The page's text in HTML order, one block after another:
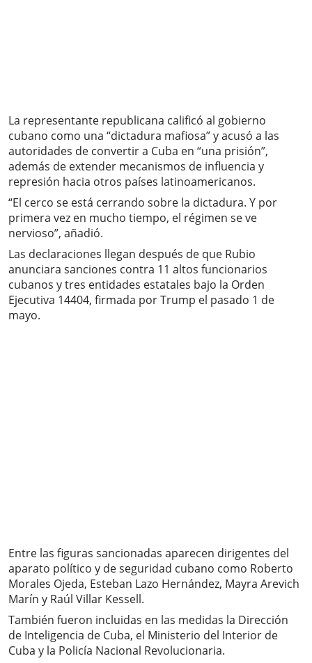
La representante republicana calificó al gobierno
cubano como una “dictadura mafiosa” y acusó a las
autoridades de convertir a Cuba en “una prisión”,
además de extender mecanismos de influencia y
represión hacia otros países latinoamericanos.
“El cerco se está cerrando sobre la dictadura. Y por
primera vez en mucho tiempo, el régimen se ve
nervioso”, añadió.
Las declaraciones llegan después de que Rubio
anunciara sanciones contra 11 altos funcionarios
cubanos y tres entidades estatales bajo la Orden
Ejecutiva 14404, firmada por Trump el pasado 1 de
mayo.
Entre las figuras sancionadas aparecen dirigentes del
aparato político y de seguridad cubano como Roberto
Morales Ojeda, Esteban Lazo Hernández, Mayra Arevich
Marín y Raúl Villar Kessell.
También fueron incluidas en las medidas la Dirección
de Inteligencia de Cuba, el Ministerio del Interior de
Cuba y la Policía Nacional Revolucionaria.